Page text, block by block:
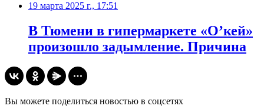
19 марта 2025 г., 17:51
В Тюмени в гипермаркете «О’кей»
произошло задымление. Причина
Вы можете поделиться новостью в соцсетях